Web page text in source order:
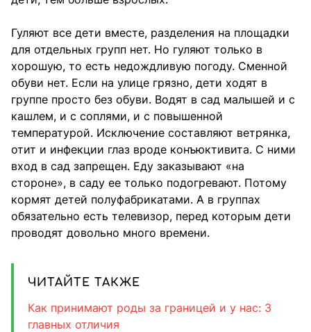
Гуляют все дети вместе, разделения на площадки
для отдельных групп нет. Но гуляют только в
хорошую, то есть недождливую погоду. Сменной
обуви нет. Если на улице грязно, дети ходят в
группе просто без обуви. Водят в сад малышей и с
кашлем, и с соплями, и с повышенной
температурой. Исключение составляют ветрянка,
отит и инфекции глаз вроде конъюктивита. С ними
вход в сад запрещен. Еду заказывают «на
стороне», в саду ее только подогревают. Потому
кормят детей полуфабрикатами. А в группах
обязательно есть телевизор, перед которым дети
проводят довольно много времени.
ЧИТАЙТЕ ТАКЖЕ
Как принимают роды за границей и у нас: 3
главных отличия